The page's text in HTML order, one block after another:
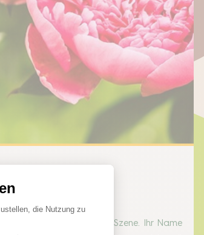
) ab Mai so richtig in Szene. Ihr Name